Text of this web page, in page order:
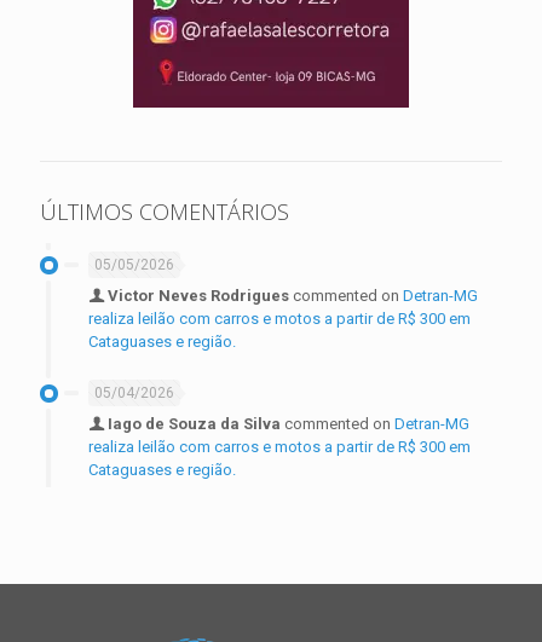
ÚLTIMOS COMENTÁRIOS
05/05/2026
Victor Neves Rodrigues commented on Detran-MG
realiza leilão com carros e motos a partir de R$ 300 em
Cataguases e região.
05/04/2026
Iago de Souza da Silva commented on Detran-MG
realiza leilão com carros e motos a partir de R$ 300 em
Cataguases e região.